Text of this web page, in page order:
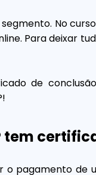
No
Para deixar
de
tem
o pagamento de